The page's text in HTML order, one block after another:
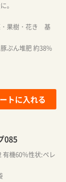
。
・果樹・花き 基
ぷん堆肥 約38%
トに入れる
085
機60％性状:ペレ
。